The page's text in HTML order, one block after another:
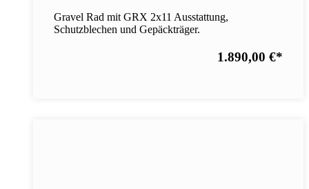
Gravel Rad mit GRX 2x11 Ausstattung,
Schutzblechen und Gepäckträger.
1.890,00 €*